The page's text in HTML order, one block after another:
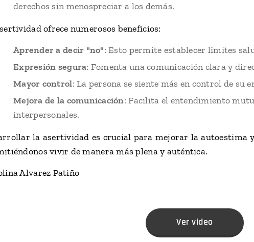
derechos sin menospreciar a los demás.
ofrece numerosos beneficios:
Aprender a decir "no": Esto permite establecer límites
Expresión segura: Fomenta una comunicación clara y
Mayor control: La persona se siente más en control de su
Mejora de la comunicación: Facilita el entendimiento
interpersonales.
la asertividad es crucial para mejorar la autoestima
vivir de manera más plena y auténtica.
Alvarez Patiño
Ver video